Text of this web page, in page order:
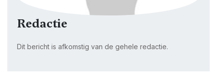
Redactie
Dit bericht is afkomstig van de gehele redactie.